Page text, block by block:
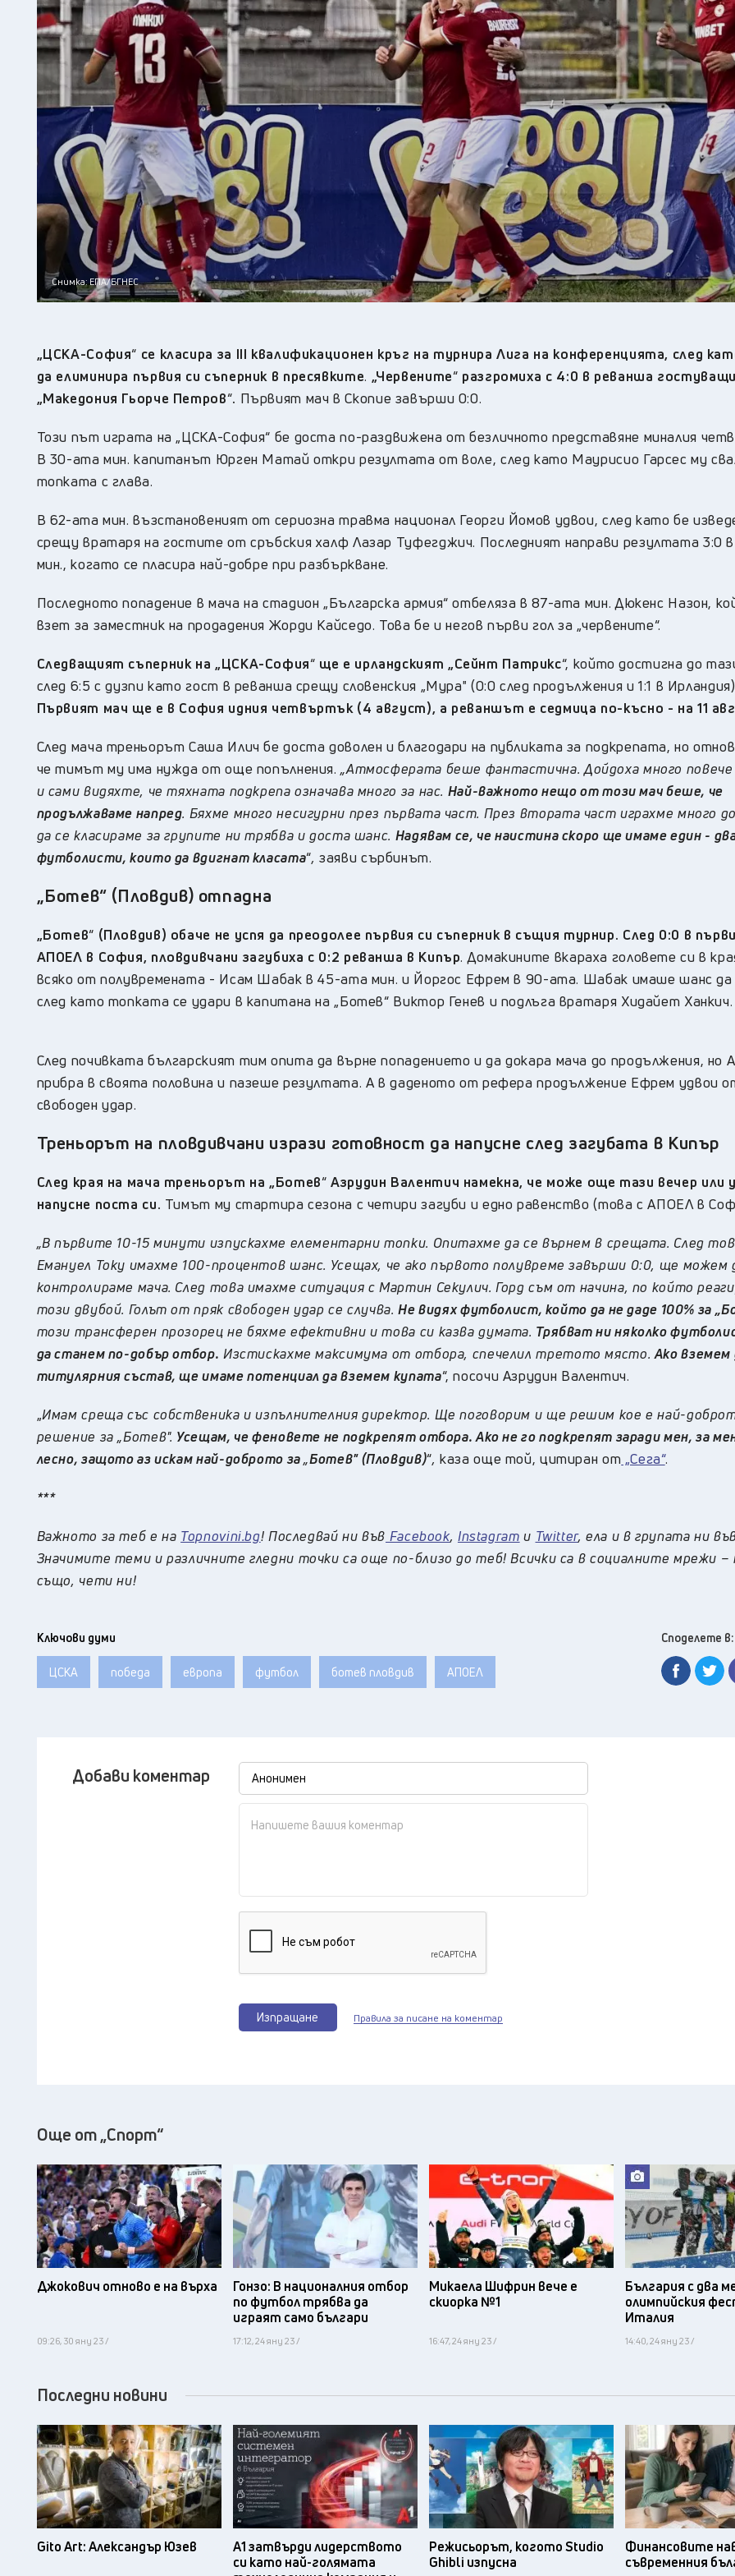
Плевен, 33°C
Пловдив, 32
Разград, 29°C
Русе 30 °C
Силистра 30°C
Сливен, 29°C
Смолян, 25°C
София, 29°C
Стара Загора, 31°C
Търговище, 30°C
Хасково 34°C
Шумен, 29°C
Ямбол, 30°C
Снимка: ЕПA/БГНЕС
„ЦСКА-София“ се класира за III квалификационен кръг на турнира Лига на конференцията, след
да елиминира първия си съперник в пресявките. „Червените“ разгромиха с 4:0 в реванша
„Македония Гьорче Петров“. Първият мач в Скопие завърши 0:0.
Този път играта на „ЦСКА-София“ бе доста по-раздвижена от безличното представяне миналия
В 30-ата мин. капитанът Юрген Матай откри резултата от воле, след като Маурисио Гарсес му
топката с глава.
В 62-ата мин. възстановеният от сериозна травма национал Георги Йомов удвои, след като бе
срещу вратаря на гостите от сръбския халф Лазар Туфегджич. Последният направи резултата 3:0
мин., когато се пласира най-добре при разбъркване.
Последното попадение в мача на стадион „Българска армия“ отбеляза в 87-ата мин. Дюкенс Назон,
взет за заместник на продадения Жорди Кайседо. Това бе и негов първи гол за „червените“.
Следващият съперник на „ЦСКА-София“ ще е ирландският „Сейнт Патрикс“, който достигна до
след 6:5 с дузпи като гост в реванша срещу словенския „Мура" (0:0 след продължения и 1:1 в
Първият мач ще е в София идния четвъртък (4 август), а реваншът е седмица по-късно - на 11
След мача треньорът Саша Илич бе доста доволен и благодари на публиката за подкрепата, но
че тимът му има нужда от още попълнения.„Атмосферата беше фантастична. Дойдоха много
и сами видяхте, че тяхната подкрепа означава много за нас. Най-важното нещо от този мач беше, че
продължаваме напред. Бяхме много несигурни през първата част. През втората част играхме много
да се класираме за групите ни трябва и доста шанс. Надявам се, че наистина скоро ще имаме един -
футболисти, които да вдигнат класата“, заяви сърбинът.
„Ботев“(Пловдив) отпадна
„Ботев“ (Пловдив) обаче не успя да преодолее първия си съперник в същия турнир. След 0:0 в
АПОЕЛ в София, пловдивчани загубиха с 0:2 реванша в Кипър. Домакините вкараха головете си в
всяко от полувремената - Исам Шабак в 45-ата мин. и Йоргос Ефрем в 90-ата. Шабак имаше шанс да
след като топката се удари в капитана на „Ботев“ Виктор Генев и подлъга вратаря Хидайет Ханкич.
След почивката българският тим опита да върне попадението и да докара мача до продължения, но
прибра в своята половина и пазеше резултата. А в даденото от рефера продължение Ефрем удвои
свободен удар.
Треньорът на пловдивчани изрази готовност да напусне след загубата в Кипър
След края на мача треньорът на „Ботев“ Азрудин Валентич намекна, че може още тази вечер или
напусне поста си. Тимът му стартира сезона с четири загуби и едно равенство (това с АПОЕЛ в
„В първите 10-15 минути изпускахме елементарни топки. Опитахме да се върнем в срещата. След
Емануел Току имахме 100-процентов шанс. Усещах, че ако първото полувреме завърши 0:0, ще можем
контролираме мача. След това имахме ситуация с Мартин Секулич. Горд съм от начина, по който
този двубой. Голът от пряк свободен удар се случва.Не видях футболист, който да не даде 100% за
този трансферен прозорец не бяхме ефективни и това си казва думата. Трябват ни няколко
да станем по-добър отбор. Изстискахме максимума от отбора, спечелил третото място.Ако вземем
титулярния състав, ще имаме потенциал да вземем купата“, посочи Азрудин Валентич.
„Имам среща със собственика и изпълнителния директор. Ще поговорим и ще решим кое е най-
решение за „Ботев". Усещам, че феновете не подкрепят отбора. Ако не го подкрепят заради мен, за
лесно, защото аз искам най-доброто за„Ботев" (Пловдив)“, каза още той, цитиран от „Сега“.
***
Важното за теб е на Topnovini.bg! Последвай ни във Facebook, Instagram и Twitter, ела и в групата ни
Значимите теми и различните гледни точки са още по-близо до теб! Всички са в социалните мрежи –
също, чети ни!
Ключови думи
ЦСКА победа европа футбол ботев пловдив АПОЕЛ
Споделете в:
Добави коментар
Изпращане Правила за писане на коментар
Още от „Спорт“
Джокович отново е на върха
09:26, 30 яну 23 /
Гонзо: В националния отбор
по футбол трябва да
играят само българи
17:12, 24 яну 23 /
Микаела Шифрин вече е
скиорка №1
16:47, 24 яну 23 /
България с два
олимпийския
Италия
14:40, 24 яну 23 /
Последни новини
Gito Art: Александър Юзев
А1 затвърди лидерството
си като най-голямата
Режисьорът, когото Studio
Ghibli изпусна
Финансовите
съвременния